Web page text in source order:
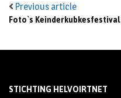
Previous article
Foto`s Keinderkubkesfestival
STICHTING HELVOIRTNET